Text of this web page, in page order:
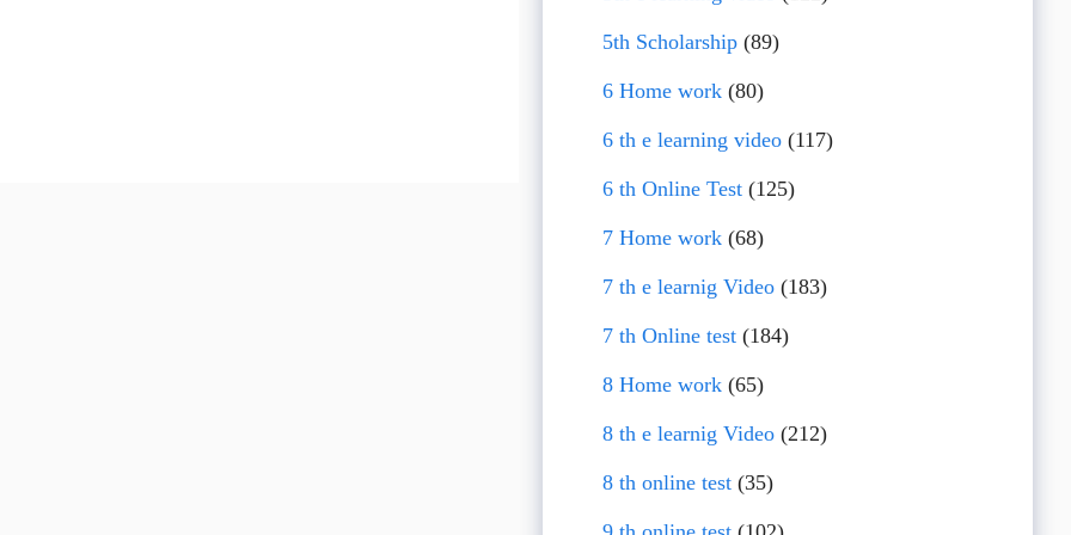
5th Scholarship(89)
6 Home work(80)
6 th e learning video(117)
6 th Online Test(125)
7 Home work(68)
7 th e learnig Video(183)
7 th Online test(184)
8 Home work(65)
8 th e learnig Video(212)
8 th online test(35)